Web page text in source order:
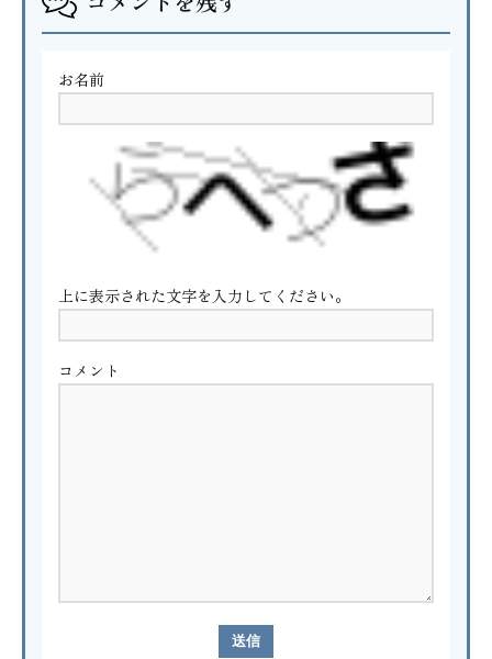
お名前
上に表示された文字を入力してください。
コメント